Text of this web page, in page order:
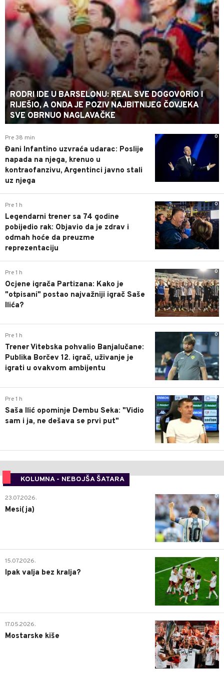
RODRI IDE U BARSELONU: REAL SVE DOGOVORIO I
RIJEŠIO, A ONDA JE POZIV NAJBITNIJEG ČOVJEKA
SVE OBRNUO NAGLAVAČKE
0
Pre 38 min
Đani Infantino uzvraća udarac: Poslije
napada na njega, krenuo u
kontraofanzivu, Argentinci javno stali
uz njega
0
Pre 1 h
Legendarni trener sa 74 godine
pobijedio rak: Objavio da je zdrav i
odmah hoće da preuzme
reprezentaciju
0
Pre 1 h
Ocjene igrača Partizana: Kako je
"otpisani" postao najvažniji igrač Saše
Ilića?
0
Pre 1 h
Trener Vitebska pohvalio Banjalučane:
Publika Borčev 12. igrač, uživanje je
igrati u ovakvom ambijentu
0
Pre 1 h
Saša Ilić opominje Dembu Seka: "Vidio
sam i ja, ne dešava se prvi put"
KOLUMNA - NEBOJŠA ŠATARA
0
23.07.2026.
Mesi(ja)
2
15.07.2026.
Ipak valja bez kralja?
0
17.05.2026.
Mostarske kiše